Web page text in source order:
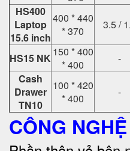
HS400
Laptop
15.6 inch
400 * 440
* 370
3.5 /
HS15 NK 150 * 400
* 400
-
Cash
Drawer
TN10
100 * 420
* 400
-
CÔNG